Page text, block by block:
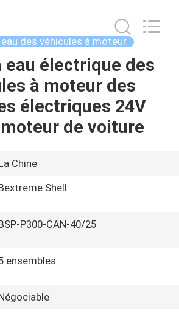
des véhicules à moteur
eau électrique des
à moteur des
électriques 24V
de voiture
Chine
Shell
P300-CAN-40/25
ensembles